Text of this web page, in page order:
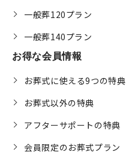
一般葬120プラン
一般葬140プラン
お得な会員情報
お葬式に使える9つの特典
お葬式以外の特典
アフターサポートの特典
会員限定のお葬式プラン